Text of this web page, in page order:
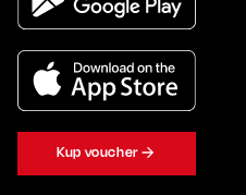
Kup voucher